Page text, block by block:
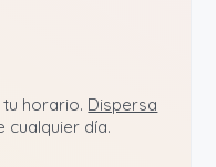
horario. Dispersa
cualquier día.